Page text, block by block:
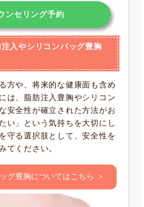
ンセリング予約
入やシリコンバッグ豊胸
方や、将来的な健康面も含め
は、脂肪注入豊胸やシリコン
安全性が確立された方法がお
い」という気持ちを大切にし
守る選択肢として、安全性を
てください。
グ豊胸についてはこちら ＞